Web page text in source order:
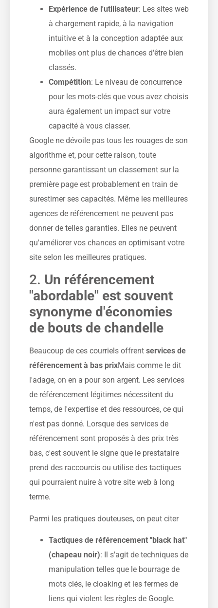
Expérience de l'utilisateur: Les sites web
à chargement rapide, à la navigation
intuitive et à la conception adaptée aux
mobiles ont plus de chances d'être bien
classés.
Compétition: Le niveau de concurrence
pour les mots-clés que vous avez choisis
aura également un impact sur votre
capacité à vous classer.
Google ne dévoile pas tous les rouages de son
algorithme et, pour cette raison, toute
personne garantissant un classement sur la
première page est probablement en train de
surestimer ses capacités. Même les meilleures
agences de référencement ne peuvent pas
donner de telles garanties. Elles ne peuvent
qu'améliorer vos chances en optimisant votre
site selon les meilleures pratiques.
2. Un référencement
"abordable" est souvent
synonyme d'économies
de bouts de chandelle
Beaucoup de ces courriels offrent services de
référencement à bas prixMais comme le dit
l'adage, on en a pour son argent. Les services
de référencement légitimes nécessitent du
temps, de l'expertise et des ressources, ce qui
n'est pas donné. Lorsque des services de
référencement sont proposés à des prix très
bas, c'est souvent le signe que le prestataire
prend des raccourcis ou utilise des tactiques
qui pourraient nuire à votre site web à long
terme.
Parmi les pratiques douteuses, on peut citer
Tactiques de référencement "black hat"
(chapeau noir): Il s'agit de techniques de
manipulation telles que le bourrage de
mots clés, le cloaking et les fermes de
liens qui violent les règles de Google.